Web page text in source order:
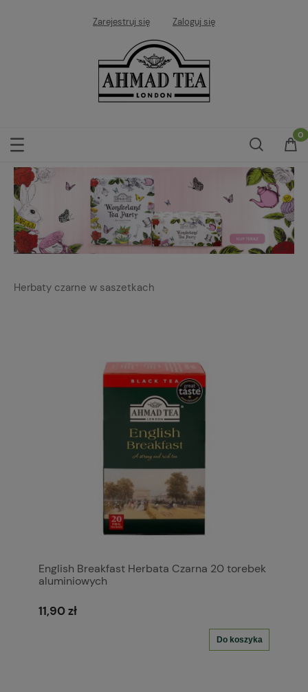
Zarejestruj się Zaloguj się
Herbaty czarne w saszetkach
English Breakfast Herbata Czarna 20 torebek
aluminiowych
11,90 zł
Do koszyka